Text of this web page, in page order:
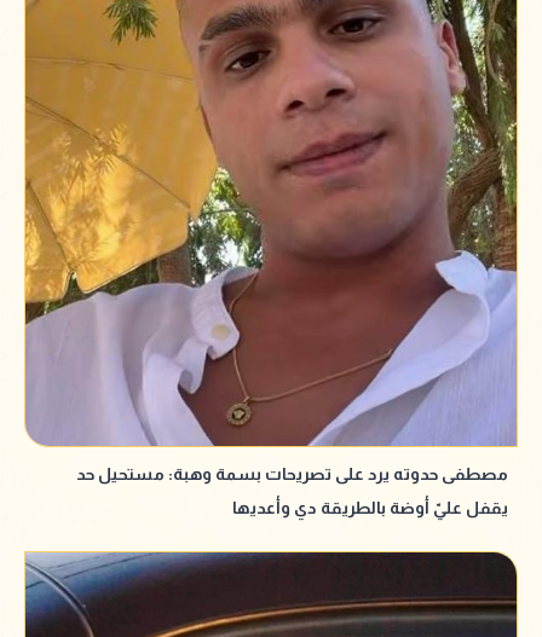
مصطفى حدوته يرد على تصريحات بسمة وهبة: مستحيل حد
يقفل عليّ أوضة بالطريقة دي وأعديها